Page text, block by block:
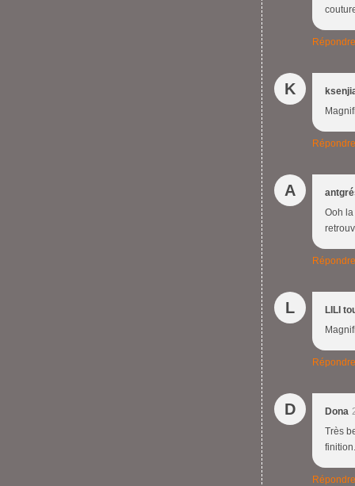
Répondre
K
Répondre
A
Ooh
Répondre
L
LILI
Répondre
D Dona
Très
finition.
Répondre